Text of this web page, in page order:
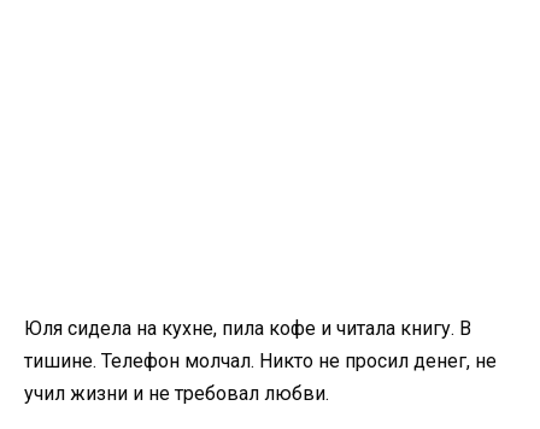
Юля сидела на кухне, пила кофе и читала книгу. В
тишине. Телефон молчал. Никто не просил денег, не
учил жизни и не требовал любви.